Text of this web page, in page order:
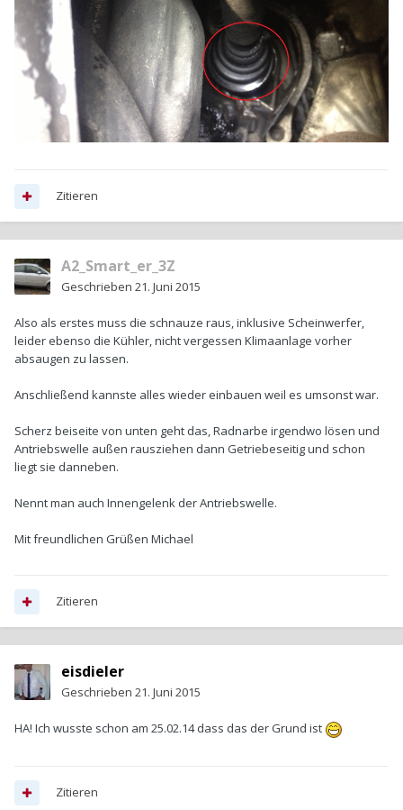
Zitieren
A2_Smart_er_3Z
Geschrieben 21. Juni 2015
Also als erstes muss die schnauze raus, inklusive Scheinwerfer,
leider ebenso die Kühler, nicht vergessen Klimaanlage vorher
absaugen zu lassen.
Anschließend kannste alles wieder einbauen weil es umsonst war.
Scherz beiseite von unten geht das, Radnarbe irgendwo lösen und
Antriebswelle außen rausziehen dann Getriebeseitig und schon
liegt sie danneben.
Nennt man auch Innengelenk der Antriebswelle.
Mit freundlichen Grüßen Michael
Zitieren
eisdieler
Geschrieben 21. Juni 2015
HA! Ich wusste schon am 25.02.14 dass das der Grund ist
Zitieren